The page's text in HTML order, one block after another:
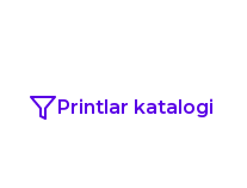
Printlar katalogi